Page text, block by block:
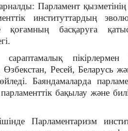
Парламент қызметінің
институттардың
қоғамның басқаруға
Өзбекстан, Ресей, Беларусь
Баяндамаларда
бақылау және
Парламентаризм